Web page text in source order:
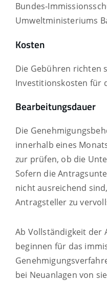
Bundes-
Umweltministeriums
Kosten
Die Gebühren richten
Investitionskosten für
Bearbeitungsdauer
Die
innerhalb eines
zur prüfen, ob die
Sofern die
nicht ausreichend
Antragsteller zu
Ab Vollständigkeit der
beginnen für das
bei Neuanlagen von